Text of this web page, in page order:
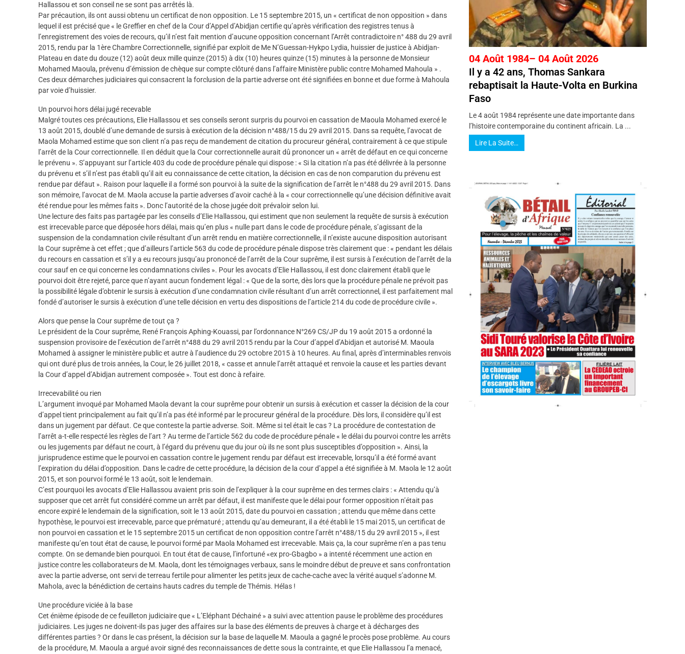
Hallassou et son conseil ne se sont pas arrêtés là.
Par précaution, ils ont aussi obtenu un certificat de non opposition. Le 15 septembre 2015, un « certificat de non opposition » dans
lequel il est précisé que « le Greffier en chef de la Cour d’Appel d’Abidjan certifie qu’après vérification des registres tenus à
l’enregistrement des voies de recours, qu’il n’est fait mention d’aucune opposition concernant l’Arrêt contradictoire n° 488 du 29 avril
2015, rendu par la 1ère Chambre Correctionnelle, signifié par exploit de Me N’Guessan-Hykpo Lydia, huissier de justice à Abidjan-
Plateau en date du douze (12) août deux mille quinze (2015) à dix (10) heures quinze (15) minutes à la personne de Monsieur
Mohamed Maoula, prévenu d’émission de chèque sur compte clôturé dans l’affaire Ministère public contre Mohamed Mahoula » .
Ces deux démarches judiciaires qui consacrent la forclusion de la partie adverse ont été signifiées en bonne et due forme à Mahoula
par voie d’huissier.
Un pourvoi hors délai jugé recevable
Malgré toutes ces précautions, Elie Hallassou et ses conseils seront surpris du pourvoi en cassation de Maoula Mohamed exercé le
13 août 2015, doublé d’une demande de sursis à exécution de la décision n°488/15 du 29 avril 2015. Dans sa requête, l’avocat de
Maola Mohamed estime que son client n’a pas reçu de mandement de citation du procureur général, contrairement à ce que stipule
l’arrêt de la Cour correctionnelle. Il en déduit que la Cour correctionnelle aurait dû prononcer un « arrêt de défaut en ce qui concerne
le prévenu ». S’appuyant sur l’article 403 du code de procédure pénale qui dispose : « Si la citation n’a pas été délivrée à la personne
du prévenu et s’il n’est pas établi qu’il ait eu connaissance de cette citation, la décision en cas de non comparution du prévenu est
rendue par défaut ». Raison pour laquelle il a formé son pourvoi à la suite de la signification de l’arrêt le n°488 du 29 avril 2015. Dans
son mémoire, l’avocat de M. Maola accuse la partie adverses d’avoir caché à la « cour correctionnelle qu’une décision définitive avait
été rendue pour les mêmes faits ». Donc l’autorité de la chose jugée doit prévaloir selon lui.
Une lecture des faits pas partagée par les conseils d’Elie Hallassou, qui estiment que non seulement la requête de sursis à exécution
est irrecevable parce que déposée hors délai, mais qu’en plus « nulle part dans le code de procédure pénale, s’agissant de la
suspension de la condamnation civile résultant d’un arrêt rendu en matière correctionnelle, il n’existe aucune disposition autorisant
la Cour suprême à cet effet ; que d’ailleurs l’article 563 du code de procédure pénale dispose très clairement que : « pendant les délais
du recours en cassation et s’il y a eu recours jusqu’au prononcé de l’arrêt de la Cour suprême, il est sursis à l’exécution de l’arrêt de la
cour sauf en ce qui concerne les condamnations civiles ». Pour les avocats d’Elie Hallassou, il est donc clairement établi que le
pourvoi doit être rejeté, parce que n’ayant aucun fondement légal : « Que de la sorte, dès lors que la procédure pénale ne prévoit pas
la possibilité légale d’obtenir le sursis à exécution d’une condamnation civile résultant d’un arrêt correctionnel, il est parfaitement mal
fondé d’autoriser le sursis à exécution d’une telle décision en vertu des dispositions de l’article 214 du code de procédure civile ».
Alors que pense la Cour suprême de tout ça ?
Le président de la Cour suprême, René François Aphing-Kouassi, par l’ordonnance N°269 CS/JP du 19 août 2015 a ordonné la
suspension provisoire de l’exécution de l’arrêt n°488 du 29 avril 2015 rendu par la Cour d’appel d’Abidjan et autorisé M. Maoula
Mohamed à assigner le ministère public et autre à l’audience du 29 octobre 2015 à 10 heures. Au final, après d’interminables renvois
qui ont duré plus de trois années, la Cour, le 26 juillet 2018, « casse et annule l’arrêt attaqué et renvoie la cause et les parties devant
la Cour d’appel d’Abidjan autrement composée ». Tout est donc à refaire.
Irrecevabilité ou rien
L’argument invoqué par Mohamed Maola devant la cour suprême pour obtenir un sursis à exécution et casser la décision de la cour
d’appel tient principalement au fait qu’il n’a pas été informé par le procureur général de la procédure. Dès lors, il considère qu’il est
dans un jugement par défaut. Ce que conteste la partie adverse. Soit. Même si tel était le cas ? La procédure de contestation de
l’arrêt a-t-elle respecté les règles de l’art ? Au terme de l’article 562 du code de procédure pénale « le délai du pourvoi contre les arrêts
ou les jugements par défaut ne court, à l’égard du prévenu que du jour où ils ne sont plus susceptibles d’opposition ». Ainsi, la
jurisprudence estime que le pourvoi en cassation contre le jugement rendu par défaut est irrecevable, lorsqu’il a été formé avant
l’expiration du délai d’opposition. Dans le cadre de cette procédure, la décision de la cour d’appel a été signifiée à M. Maola le 12 août
2015, et son pourvoi formé le 13 août, soit le lendemain.
C’est pourquoi les avocats d’Elie Hallassou avaient pris soin de l’expliquer à la cour suprême en des termes clairs : « Attendu qu’à
supposer que cet arrêt fut considéré comme un arrêt par défaut, il est manifeste que le délai pour former opposition n’était pas
encore expiré le lendemain de la signification, soit le 13 août 2015, date du pourvoi en cassation ; attendu que même dans cette
hypothèse, le pourvoi est irrecevable, parce que prématuré ; attendu qu’au demeurant, il a été établi le 15 mai 2015, un certificat de
non pourvoi en cassation et le 15 septembre 2015 un certificat de non opposition contre l’arrêt n°488/15 du 29 avril 2015 », il est
manifeste qu’en tout état de cause, le pourvoi formé par Maola Mohamed est irrecevable. Mais ça, la cour suprême n’en a pas tenu
compte. On se demande bien pourquoi. En tout état de cause, l’infortuné «ex pro-Gbagbo » a intenté récemment une action en
justice contre les collaborateurs de M. Maola, dont les témoignages verbaux, sans le moindre début de preuve et sans confrontation
avec la partie adverse, ont servi de terreau fertile pour alimenter les petits jeux de cache-cache avec la vérité auquel s’adonne M.
Mahola, avec la bénédiction de certains hauts cadres du temple de Thémis. Hélas !
Une procédure viciée à la base
Cet énième épisode de ce feuilleton judiciaire que « L’Eléphant Déchainé » a suivi avec attention pause le problème des procédures
judiciaires. Les juges ne doivent-ils pas juger des affaires sur la base des éléments de preuves à charge et à décharges des
différentes parties ? Or dans le cas présent, la décision sur la base de laquelle M. Maoula a gagné le procès pose problème. Au cours
de la procédure, M. Maoula a argué avoir signé des reconnaissances de dette sous la contrainte, et que Elie Hallassou l’a menacé,
04 Août 1984– 04 Août 2026
Il y a 42 ans, Thomas Sankara
rebaptisait la Haute-Volta en Burkina
Faso
Le 4 août 1984 représente une date importante dans
l’histoire contemporaine du continent africain. La ...
Lire La Suite…